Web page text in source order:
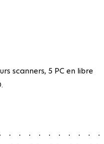
scanners, 5 PC en libre